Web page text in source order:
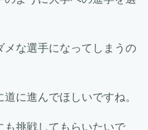
な選手になってしまうの
に進んでほしいですね。
も挑戦してもらいたいで